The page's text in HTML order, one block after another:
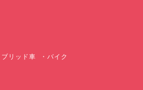
リッド車
バイク